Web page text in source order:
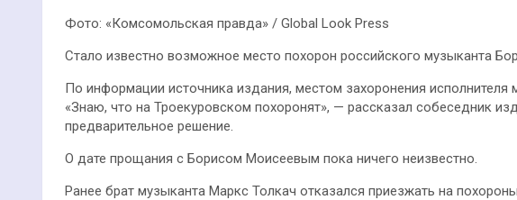
Фото: «Комсомольская правда» / Global Look Press
Стало известно возможное место похорон российского музыканта
По информации источника издания, местом захоронения исполнителя
«Знаю, что на Троекуровском похоронят», — рассказал собеседник
предварительное решение.
О дате прощания с Борисом Моисеевым пока ничего неизвестно.
Ранее брат музыканта Маркс Толкач отказался приезжать на